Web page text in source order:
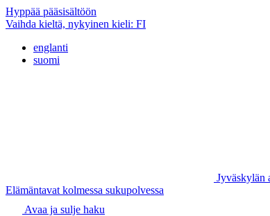
Hyppää pääsisältöön
Vaihda kieltä, nykyinen kieli: FI
englanti
suomi
Jyväskylän
Elämäntavat kolmessa sukupolvessa
Avaa ja sulje haku